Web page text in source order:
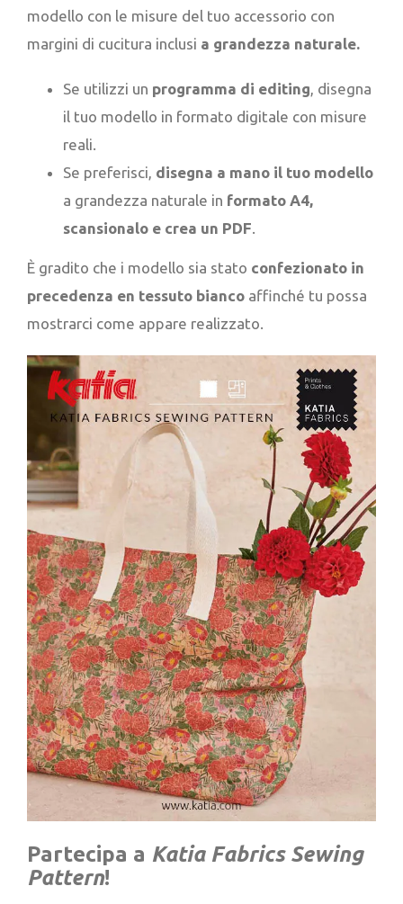
modello con le misure del tuo accessorio con
margini di cucitura inclusi a grandezza naturale.
Se utilizzi un programma di editing, disegna
il tuo modello in formato digitale con misure
reali.
Se preferisci, disegna a mano il tuo modello
a grandezza naturale in formato A4,
scansionalo e crea un PDF.
È gradito che i modello sia stato confezionato in
precedenza en tessuto bianco affinché tu possa
mostrarci come appare realizzato.
Partecipa a Katia Fabrics Sewing
Pattern!